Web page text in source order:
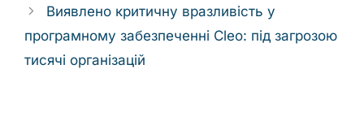
Виявлено критичну вразливість у
програмному забезпеченні Cleo: під загрозою
тисячі організацій